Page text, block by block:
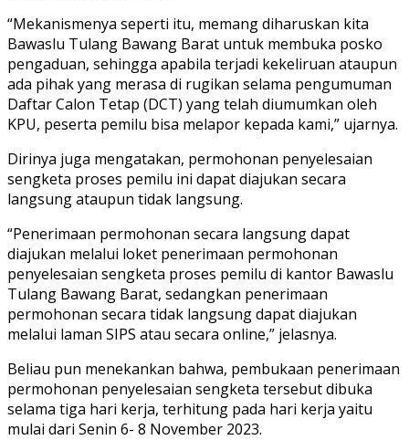
“Mekanismenya seperti itu, memang diharuskan kita
Bawaslu Tulang Bawang Barat untuk membuka posko
pengaduan, sehingga apabila terjadi kekeliruan ataupun
ada pihak yang merasa di rugikan selama pengumuman
Daftar Calon Tetap (DCT) yang telah diumumkan oleh
KPU, peserta pemilu bisa melapor kepada kami,” ujarnya.
Dirinya juga mengatakan, permohonan penyelesaian
sengketa proses pemilu ini dapat diajukan secara
langsung ataupun tidak langsung.
“Penerimaan permohonan secara langsung dapat
diajukan melalui loket penerimaan permohonan
penyelesaian sengketa proses pemilu di kantor Bawaslu
Tulang Bawang Barat, sedangkan penerimaan
permohonan secara tidak langsung dapat diajukan
melalui laman SIPS atau secara online,” jelasnya.
Beliau pun menekankan bahwa, pembukaan penerimaan
permohonan penyelesaian sengketa tersebut dibuka
selama tiga hari kerja, terhitung pada hari kerja yaitu
mulai dari Senin 6- 8 November 2023.